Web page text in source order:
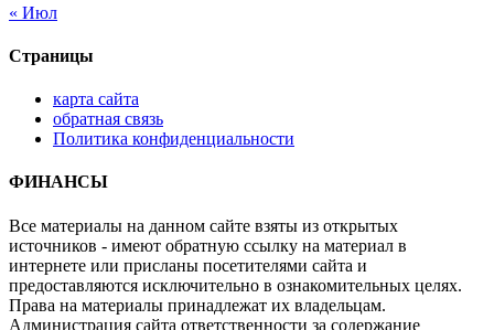
« Июл
Страницы
карта сайта
обратная связь
Политика конфиденциальности
ФИНАНСЫ
Все материалы на данном сайте взяты из открытых
источников - имеют обратную ссылку на материал в
интернете или присланы посетителями сайта и
предоставляются исключительно в ознакомительных целях.
Права на материалы принадлежат их владельцам.
Администрация сайта ответственности за содержание